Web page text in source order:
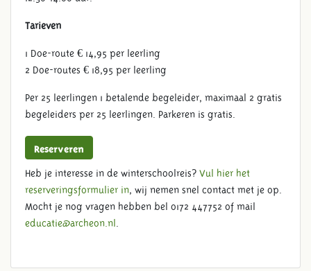
Tarieven
1 Doe-route € 14,95 per leerling
2 Doe-routes € 18,95 per leerling
Per 25 leerlingen 1 betalende begeleider, maximaal 2 gratis
begeleiders per 25 leerlingen. Parkeren is gratis.
Reserveren
Heb je interesse in de winterschoolreis? Vul hier het
reserveringsformulier in, wij nemen snel contact met je op.
Mocht je nog vragen hebben bel 0172 447752 of mail
educatie@archeon.nl